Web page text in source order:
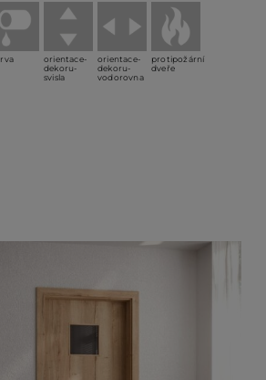
orientace-
dekoru-
svisla
orientace-
dekoru-
vodorovna
protipožární
dveře